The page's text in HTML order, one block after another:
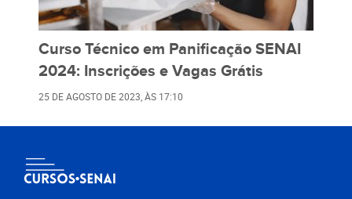
Curso Técnico em Panificação SENAI
2024: Inscrições e Vagas Grátis
25 DE AGOSTO DE 2023 , ÀS 17:10